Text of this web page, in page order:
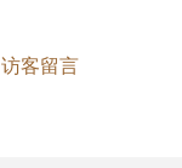
访客留言